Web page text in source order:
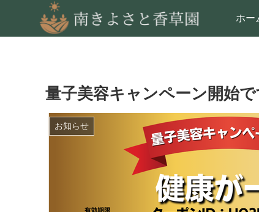
ホー
量子美容キャンペーン開始
お知らせ